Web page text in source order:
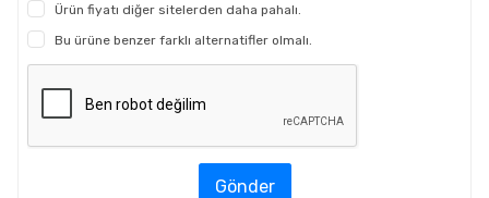
Ürün fiyatı diğer sitelerden daha pahalı.
Bu ürüne benzer farklı alternatifler olmalı.
Gönder